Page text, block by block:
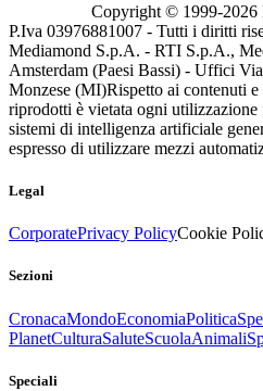
Copyright © 1999-2026
P.Iva 03976881007 - Tutti i diritti
Mediamond S.p.A. - RTI S.p.A.,
Amsterdam (Paesi Bassi) - Uffici
Monzese (MI)Rispetto ai contenuti
riprodotti è vietata ogni utilizzazione
sistemi di intelligenza artificiale
espresso di utilizzare mezzi
Legal
CorporatePrivacy PolicyCookie
Sezioni
CronacaMondoEconomiaPolitica
PlanetCulturaSaluteScuolaAnimali
Speciali